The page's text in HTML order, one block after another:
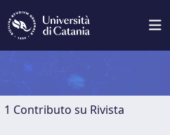
1 Contributo su Rivista